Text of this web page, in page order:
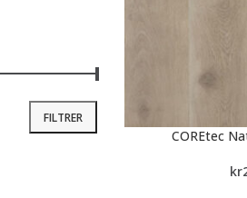
FILTRER
COREtec
kr